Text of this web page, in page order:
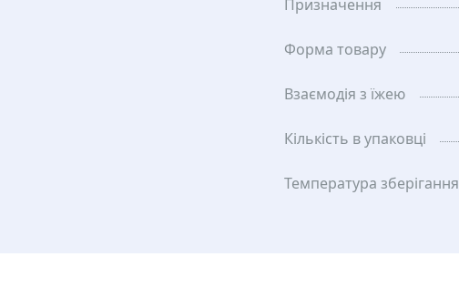
Призначення
Форма товару
Взаємодія з їжею
Кількість в упаковці
Температура зберiгання